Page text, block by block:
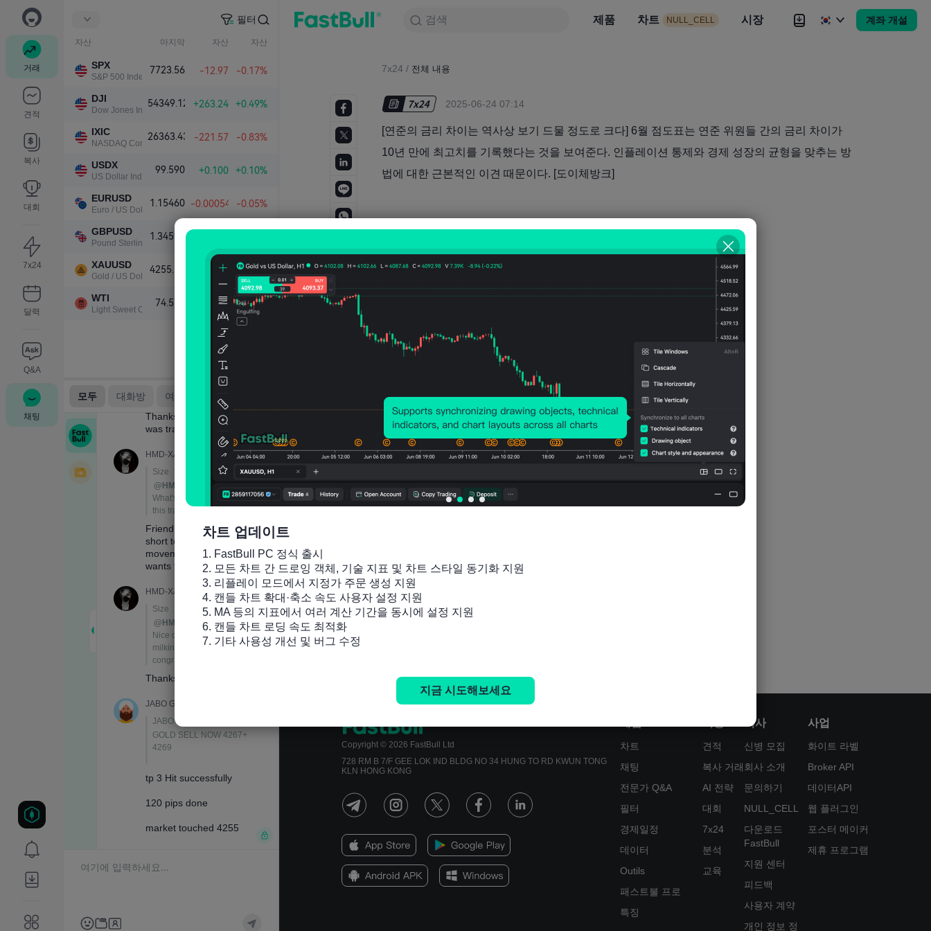
거래
견적
복사
대회
7x24
달력
Q&A
채팅
필터
자산 마지막 자산 자산
SPX
S&P 500 Index
7723.56 -12.97 -0.17%
DJI
Dow Jones Industrial Average
54349.12 +263.24 +0.49%
IXIC
NASDAQ Composite Index
26363.43 -221.57 -0.83%
USDX
US Dollar Index
99.590 +0.100 +0.10%
EURUSD
Euro / US Dollar
1.15460 -0.00054 -0.05%
GBPUSD
Pound Sterling / US Dollar
1.34595
XAUUSD
Gold / US Dollar
4255.30 +7.69 +0.18%
WTI
Light Sweet Crude Oil
74.578 +0.306 +0.41%
검색 제품 차트 NULL_CELL 시장 계좌 개설
검색
NULL_CELL 시장 뉴스 전략 Brokers 더
7x24 / 전체 내용
2025-06-24 07:14
[연준의 금리 차이는 역사상 보기 드물 정도로 크다] 6월 점도표는 연준 위원들 간의 금리 차이가
10년 만에 최고치를 기록했다는 것을 보여준다. 인플레이션 통제와 경제 성장의 균형을 맞추는 방
법에 대한 근본적인 이견 때문이다. [도이체방크]
Copyright © 2026 FastBull Ltd
728 RM B 7/F GEE LOK IND BLDG NO 34 HUNG TO RD KWUN TONG
KLN HONG KONG
차트
채팅
전문가 Q&A
필터
경제일정
데이터
Outils
패스트불 프로
특징
견적
복사 거래
AI 전략
대회
7x24
분석
교육
회사
신병 모집
회사 소개
문의하기
NULL_CELL
다운로드
FastBull
지원 센터
피드백
사용자 계약
개인 정보 정
사업
화이트 라벨
Broker API
데이터API
웹 플러그인
포스터 메이커
제휴 프로그램
차트 업데이트
1. FastBull PC 정식 출시
2. 모든 차트 간 드로잉 객체, 기술 지표 및 차트 스타일 동기화 지원
3. 리플레이 모드에서 지정가 주문 생성 지원
4. 캔들 차트 확대·축소 속도 사용자 설정 지원
5. MA 등의 지표에서 여러 계산 기간을 동시에 설정 지원
6. 캔들 차트 로딩 속도 최적화
7. 기타 사용성 개선 및 버그 수정
지금 시도해보세요